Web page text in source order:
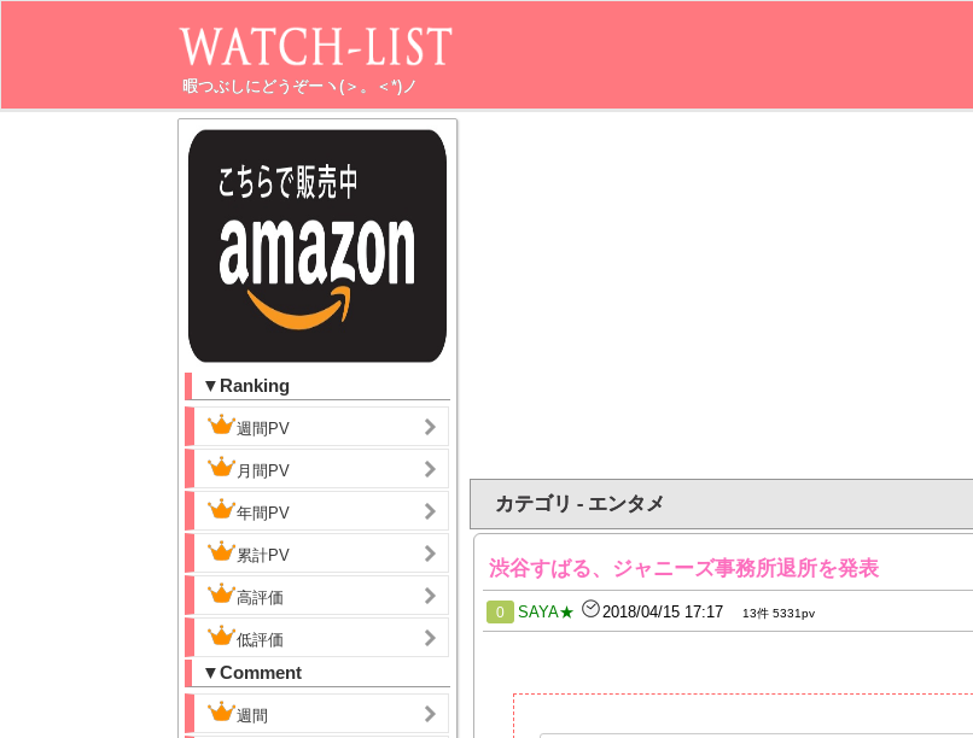
暇つぶしにどうぞーヽ(＞。＜*)ノ
▼Ranking
週間PV
月間PV
年間PV
累計PV
高評価
低評価
▼Comment
週間
カテゴリ - エンタメ
渋谷すばる、ジャニーズ事務所退所を発表
0 SAYA★ 2018/04/15 17:17 13件 5331pv